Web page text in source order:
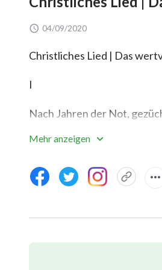
04/09/2020
Christliches Lied | Das
I
Nach Jahren der Not,
ist der Mensch schließlich
Ruhm und Romantik sind
Mehr anzeigen